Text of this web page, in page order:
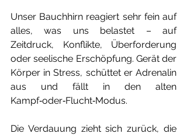
Unser Bauchhirn reagiert sehr fein auf
alles, was uns belastet – auf
Zeitdruck, Konflikte, Überforderung
oder seelische Erschöpfung. Gerät der
Körper in Stress, schüttet er Adrenalin
aus und fällt in den alten
Kampf‑oder‑Flucht‑Modus.
Die Verdauung zieht sich zurück, die